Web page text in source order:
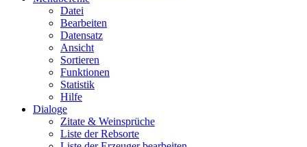
Datei
Bearbeiten
Datensatz
Ansicht
Sortieren
Funktionen
Statistik
Hilfe
Dialoge
Zitate & Weinsprüche
Liste der Rebsorte